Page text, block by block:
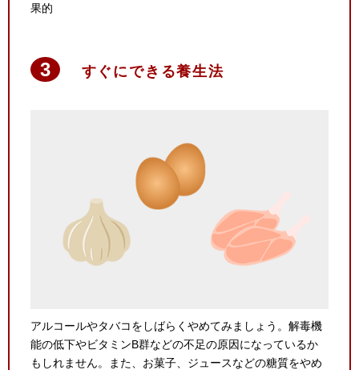
果的
すぐにできる養生法
アルコールやタバコをしばらくやめてみましょう。解毒機
能の低下やビタミンB群などの不足の原因になっているか
もしれません。また、お菓子、ジュースなどの糖質をやめ